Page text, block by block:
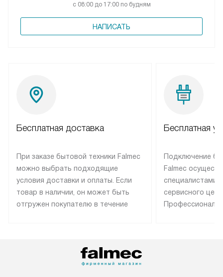
с 08:00 до 17:00 по будням
НАПИСАТЬ
Бесплатная доставка
При заказе бытовой техники Falmec
можно выбрать подходящие
условия доставки и оплаты. Если
товар в наличии, он может быть
отгружен покупателю в течение
оплачивается дополнительно.
Возможна доставка товаров по
Бесплатная
Подключение
Falmec
специалистами
сервисного